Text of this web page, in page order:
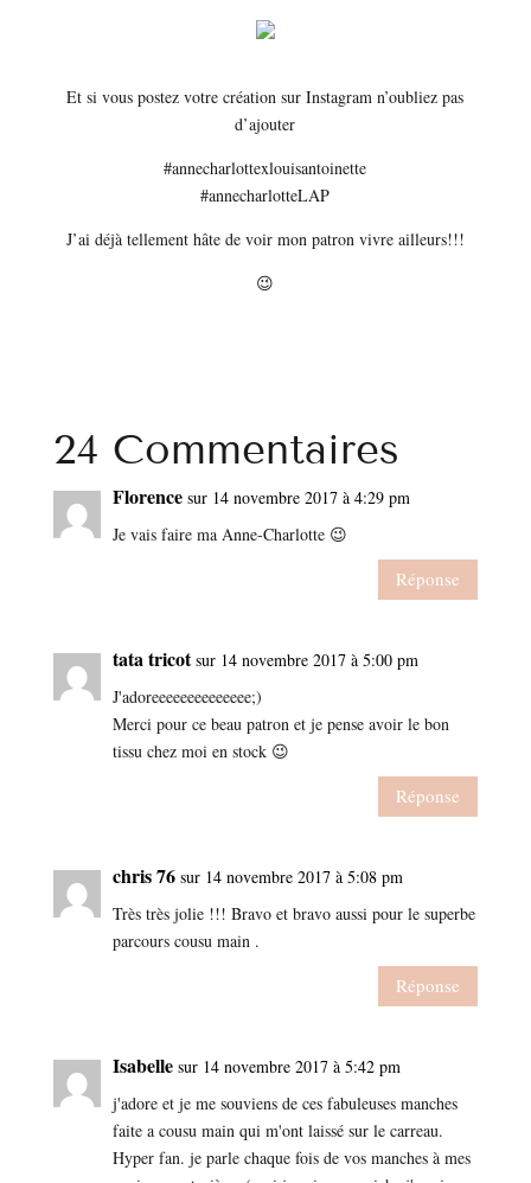
Et si vous postez votre création sur Instagram n’oubliez pas
d’ajouter
#annecharlottexlouisantoinette
#annecharlotteLAP
J’ai déjà tellement hâte de voir mon patron vivre ailleurs!!!
😉
24 Commentaires
Florence sur 14 novembre 2017 à 4:29 pm
Je vais faire ma Anne-Charlotte 😉
Réponse
tata tricot sur 14 novembre 2017 à 5:00 pm
J'adoreeeeeeeeeeeeee;)
Merci pour ce beau patron et je pense avoir le bon
tissu chez moi en stock 😉
Réponse
chris 76 sur 14 novembre 2017 à 5:08 pm
Très très jolie !!! Bravo et bravo aussi pour le superbe
parcours cousu main .
Réponse
Isabelle sur 14 novembre 2017 à 5:42 pm
j'adore et je me souviens de ces fabuleuses manches
faite a cousu main qui m'ont laissé sur le carreau.
Hyper fan. je parle chaque fois de vos manches à mes